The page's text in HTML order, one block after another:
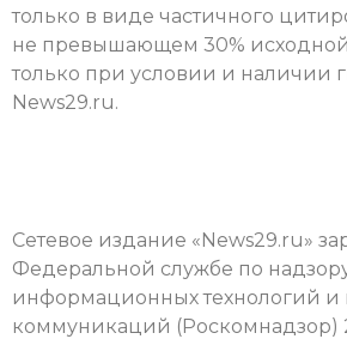
только в виде частичного
не превышающем 30%
только при условии и наличии
News29.ru.
Сетевое издание «News29.ru»
Федеральной службе по
информационных технологий и
коммуникаций (Роскомнадзор)